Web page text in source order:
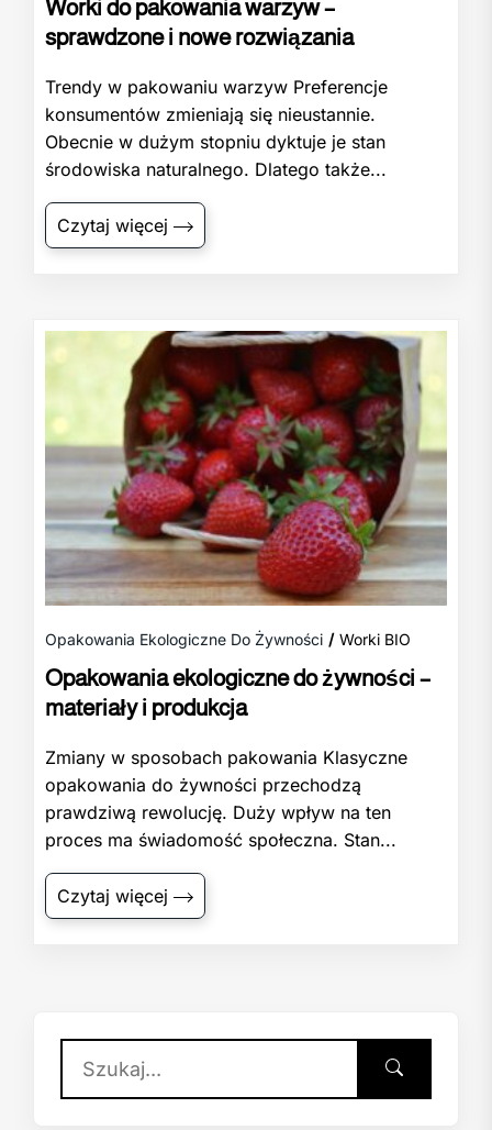
Worki do pakowania warzyw –
sprawdzone i nowe rozwiązania
Trendy w pakowaniu warzyw Preferencje
konsumentów zmieniają się nieustannie.
Obecnie w dużym stopniu dyktuje je stan
środowiska naturalnego. Dlatego także...
Czytaj więcej
Opakowania Ekologiczne Do Żywności Worki BIO
Opakowania ekologiczne do żywności –
materiały i produkcja
Zmiany w sposobach pakowania Klasyczne
opakowania do żywności przechodzą
prawdziwą rewolucję. Duży wpływ na ten
proces ma świadomość społeczna. Stan...
Czytaj więcej